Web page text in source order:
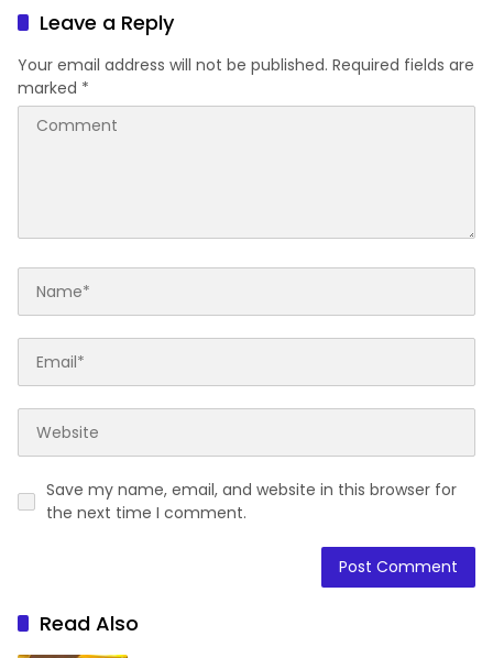
Leave a Reply
Your email address will not be published. Required fields are
marked *
Save my name, email, and website in this browser for
the next time I comment.
Read Also